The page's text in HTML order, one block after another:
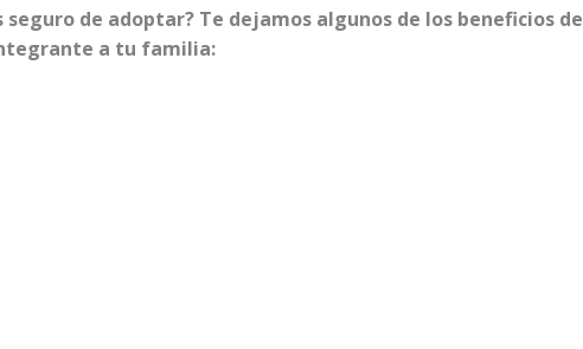
seguro de adoptar? Te dejamos algunos de los beneficios de
a tu familia: